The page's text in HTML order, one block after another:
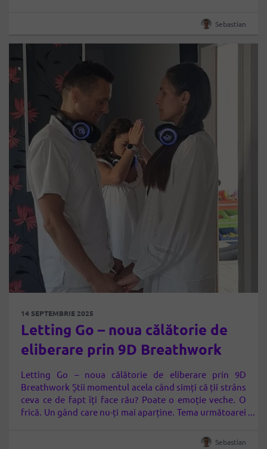
sănătate. La acest atelier veți prepara 11 rețete vegane,
Sebastian
14 SEPTEMBRIE 2025
Letting Go – noua călătorie de
eliberare prin 9D Breathwork
Letting Go – noua călătorie de eliberare prin 9D
Breathwork Știi momentul acela când simți că ții strâns
ceva ce de fapt îți face rău? Poate o emoție veche. O
frică. Un gând care nu-ți mai aparține. Tema următoarei
Sebastian